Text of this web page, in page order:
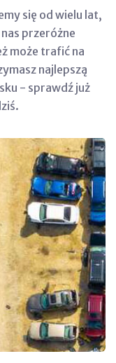
się od wielu lat,
przeróżne
może trafić na
najlepszą
- sprawdź już